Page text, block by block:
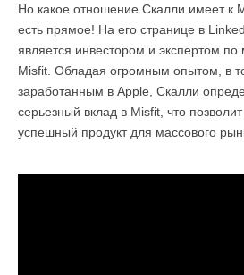
Но какое отношение Скалли имеет к
есть прямое! На его странице в
является инвестором и экспертом по
Misfit. Обладая огромным опытом, в
заработанным в Apple, Скалли
серьезный вклад в Misfit, что
успешный продукт для массового